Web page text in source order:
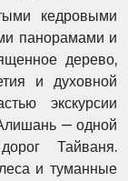
кедровыми
панорамами и
дерево,
и духовной
экскурсии
— одной
Тайваня.
и туманные